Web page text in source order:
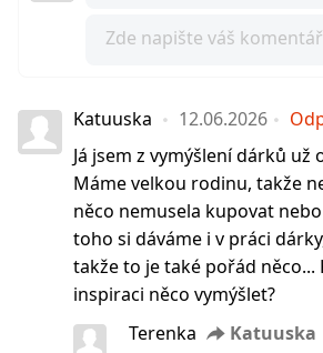
Katuuska 12.06.2026
Já jsem z vymýšlení dárků už
Máme velkou rodinu, takže
něco nemusela kupovat
toho si dáváme i v práci
takže to je také pořád něco...
inspiraci něco vymýšlet?
Terenka
Katuuska